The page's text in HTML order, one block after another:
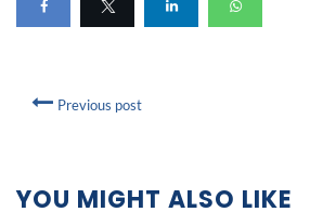
Previous post
YOU MIGHT ALSO LIKE